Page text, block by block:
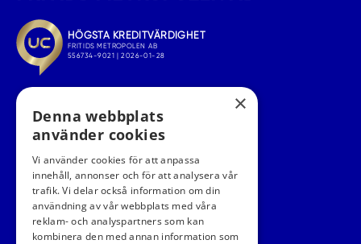
FÖLJ OSS I SOCIALA MEDIER
×
Denna webbplats
använder cookies
Vi använder cookies för att anpassa
innehåll, annonser och för att analysera vår
trafik. Vi delar också information om din
användning av vår webbplats med våra
reklam- och analyspartners som kan
kombinera den med annan information som